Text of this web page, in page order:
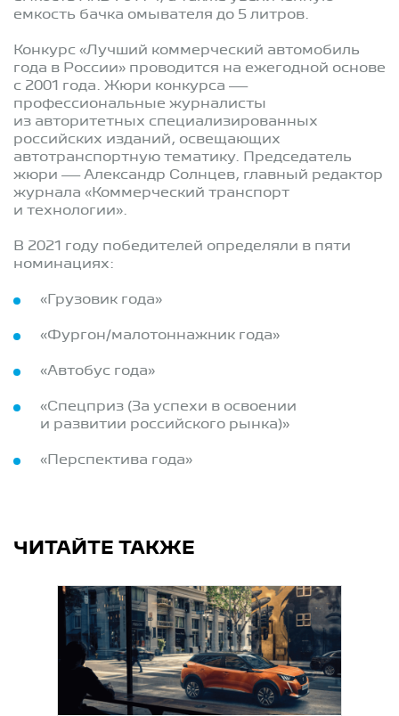
емкость бачка омывателя до 5 литров.
Конкурс «Лучший коммерческий автомобиль
года в России» проводится на ежегодной основе
с 2001 года. Жюри конкурса —
профессиональные журналисты
из авторитетных специализированных
российских изданий, освещающих
автотранспортную тематику. Председатель
жюри — Александр Солнцев, главный редактор
журнала «Коммерческий транспорт
и технологии».
В 2021 году победителей определяли в пяти
номинациях:
«Грузовик года»
«Фургон/малотоннажник года»
«Автобус года»
«Спецприз (За успехи в освоении
и развитии российского рынка)»
«Перспектива года»
ЧИТАЙТЕ ТАКЖЕ